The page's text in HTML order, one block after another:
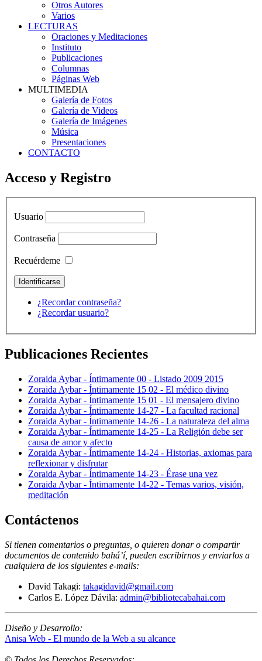
Otros Autores
Varios
LECTURAS
Oraciones y Meditaciones
Instituto
Publicaciones
Columnas
Páginas Web
MULTIMEDIA
Galería de Fotos
Galería de Videos
Galería de Imágenes
Música
Presentaciones
CONTACTO
Acceso y Registro
Usuario
Contraseña
Recuérdeme
¿Recordar contraseña?
¿Recordar usuario?
Publicaciones Recientes
Zoraida Aybar - Íntimamente 00 - Listado 2009 2015
Zoraida Aybar - Íntimamente 15 02 - El médico divino
Zoraida Aybar - Íntimamente 15 01 - El mensajero divino
Zoraida Aybar - Íntimamente 14-27 - La facultad racional
Zoraida Aybar - Íntimamente 14-26 - La naturaleza del alma
Zoraida Aybar - Íntimamente 14-25 - La Religión debe ser
causa de amor y afecto
Zoraida Aybar - Íntimamente 14-24 - Historias, axiomas para
reflexionar y disfrutar
Zoraida Aybar - Íntimamente 14-23 - Érase una vez
Zoraida Aybar - Íntimamente 14-22 - Temas varios, visión,
meditación
Contáctenos
Si tienen comentarios o preguntas, o quieren donar o compartir
documentos de contenido bahá’í, pueden escribirnos y enviarlos a
cualquiera de los siguientes e-mails:
David Takagi: takagidavid@gmail.com
Carlos E. López Dávila: admin@bibliotecabahai.com
Diseño y Desarrollo:
Anisa Web - El mundo de la Web a su alcance